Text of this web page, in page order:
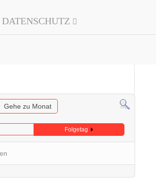
DATENSCHUTZ
Gehe zu Monat
Folgetag